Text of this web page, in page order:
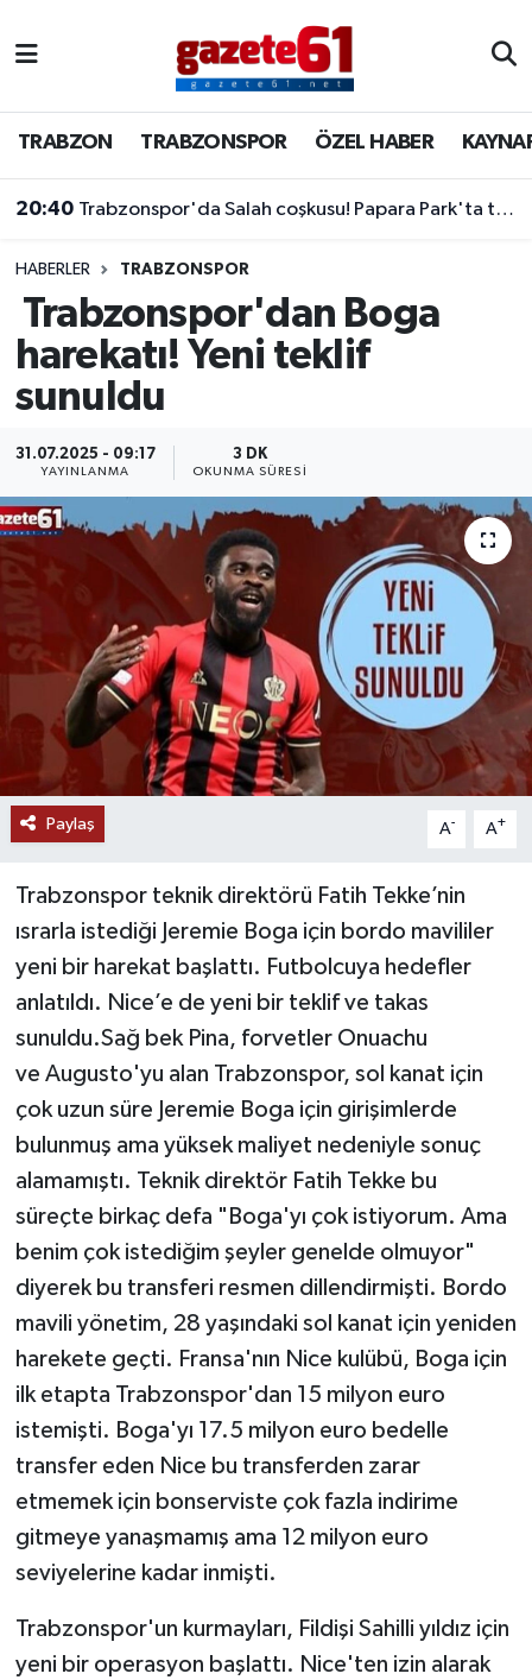
TRABZON TRABZONSPOR ÖZEL HABER
20:40 Trabzonspor'da Salah coşkusu! Papara Park'ta tarihi imza töreni
HABERLER TRABZONSPOR
Trabzonspor'dan Boga
harekatı! Yeni teklif
sunuldu
31.07.2025 - 09:17
YAYINLANMA
3 DK
OKUNMA SÜRESI
Paylaş A- A+
Trabzonspor teknik direktörü Fatih Tekke’nin
ısrarla istediği Jeremie Boga için bordo mavililer
yeni bir harekat başlattı. Futbolcuya hedefler
anlatıldı. Nice’e de yeni bir teklif ve takas
sunuldu.Sağ bek Pina, forvetler Onuachu
ve Augusto'yu alan Trabzonspor, sol kanat için
çok uzun süre Jeremie Boga için girişimlerde
bulunmuş ama yüksek maliyet nedeniyle sonuç
alamamıştı. Teknik direktör Fatih Tekke bu
süreçte birkaç defa "Boga'yı çok istiyorum. Ama
benim çok istediğim şeyler genelde olmuyor"
diyerek bu transferi resmen dillendirmişti. Bordo
mavili yönetim, 28 yaşındaki sol kanat için yeniden
harekete geçti. Fransa'nın Nice kulübü, Boga için
ilk etapta Trabzonspor'dan 15 milyon euro
istemişti. Boga'yı 17.5 milyon euro bedelle
transfer eden Nice bu transferden zarar
etmemek için bonserviste çok fazla indirime
gitmeye yanaşmamış ama 12 milyon euro
seviyelerine kadar inmişti.
Trabzonspor'un kurmayları, Fildişi Sahilli yıldız için
yeni bir operasyon başlattı. Nice'ten izin alarak
TRABZONSPOR
ÖZEL HABER
KAYNAR KAZAN
SİYASET
GÜNDEM
Trabzon Nöbetçi Eczaneler
Trabzon Hava Durumu
Trabzon Namaz Vakitleri
Trabzon Trafik Yoğunluk Haritası
Süper Lig Puan Durumu ve Fikstür
Tüm Manşetler
Son Dakika Haberleri
Haber Arşivi